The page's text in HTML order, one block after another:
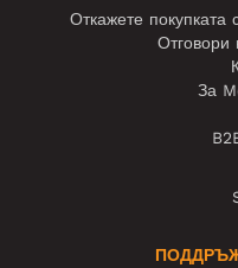
Откажете покупката
За